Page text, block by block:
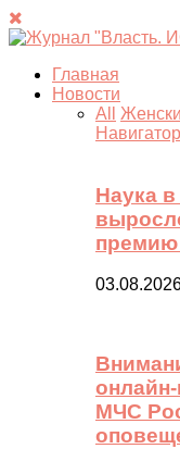
Главная
Новости
All
Навигатор
Наука
премию
МЧС